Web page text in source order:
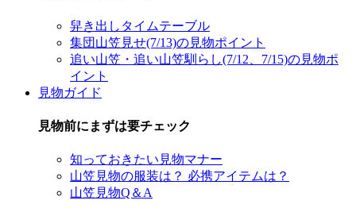
舁き出しタイムテーブル
集団山笠見せ(7/13)の見物ポイント
追い山笠・追い山笠馴らし(7/12、7/15)の見物ポ
イント
見物ガイド
見物前にまずは要チェック
知っておきたい見物マナー
山笠見物の服装は？ 必携アイテムは？
山笠見物Q＆A